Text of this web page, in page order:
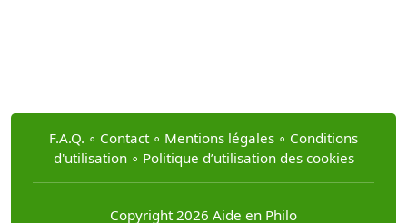
F.A.Q. ∘ Contact ∘ Mentions légales ∘ Conditions
d'utilisation∘ Politique d’utilisation des cookies
Copyright 2026 Aide en Philo